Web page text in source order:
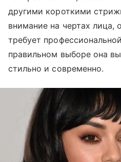
другими короткими
внимание на чертах лица,
требует
правильном выборе она
стильно и современно.